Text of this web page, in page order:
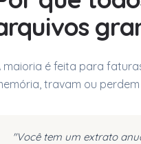
maioria é feita para
travam ou
"Você tem um extrato